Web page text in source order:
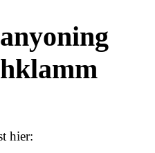
hier: